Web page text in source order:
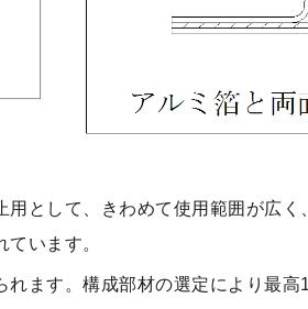
として、きわめて使用範囲が広
います。
ます。構成部材の選定により最